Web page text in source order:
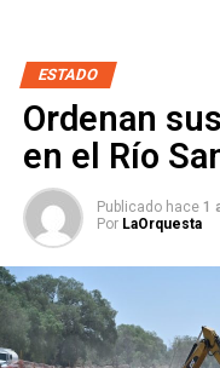
ESTADO
Ordenan
en el Río
Publicado hace 1
Por LaOrquesta